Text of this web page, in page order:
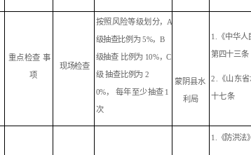
重点检查 事
项
现场检查
按照风险等级划 分， A
级抽查比例为5%，B
级抽查 比例为10%，C
级 抽查比例为 2
0%， 每年至少抽查1
次
蒙阴县水
利局
1.《中华人
第四十三条
2 《山东
十七条
1.《防洪法